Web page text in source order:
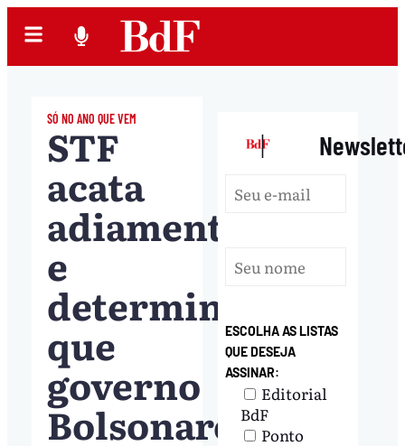
SÓ NO ANO QUE VEM
STF
acata
adiamento
e
determina
que
governo
Bolsonaro
|
ESCOLHA AS LISTAS
QUE DESEJA
ASSINAR:
Editorial
BdF
Ponto